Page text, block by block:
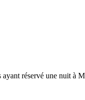
réservé une nuit